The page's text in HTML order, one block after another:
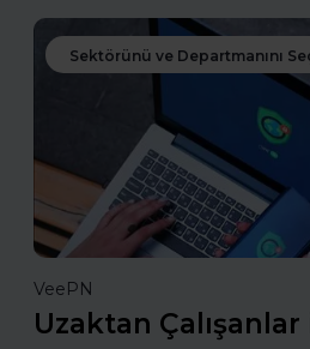
Sektörünü ve Departmanını
VeePN
Uzaktan Çalışanlar